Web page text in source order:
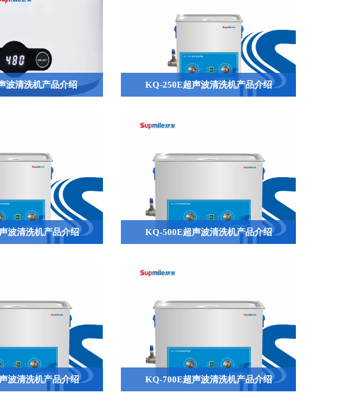
波清洗机产品介绍 KQ-250E超声波清洗机产品介绍
波清洗机产品介绍 KQ-500E超声波清洗机产品介绍
波清洗机产品介绍 KQ-700E超声波清洗机产品介绍

QQ